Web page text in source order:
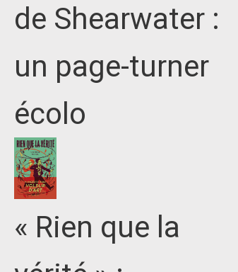
de Shearwater :
un page-turner
écolo
« Rien que la